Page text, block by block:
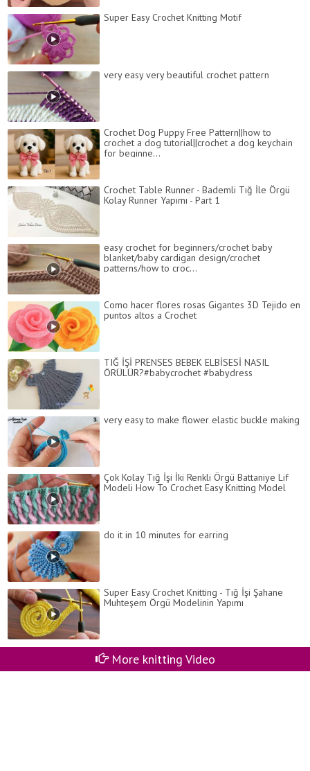
Super Easy Crochet Knitting Motif
very easy very beautiful crochet pattern
Crochet Dog Puppy Free Pattern||how to
crochet a dog tutorial||crochet a dog keychain
for beginne...
Crochet Table Runner - Bademli Tığ İle Örgü
Kolay Runner Yapımı - Part 1
easy crochet for beginners/crochet baby
blanket/baby cardigan design/crochet
patterns/how to croc...
Como hacer flores rosas Gigantes 3D Tejido en
puntos altos a Crochet
TIĞ İŞİ PRENSES BEBEK ELBİSESİ NASIL
ÖRÜLÜR?#babycrochet #babydress
very easy to make flower elastic buckle making
Çok Kolay Tığ İşi İki Renkli Örgü Battaniye Lif
Modeli How To Crochet Easy Knitting Model
do it in 10 minutes for earring
Super Easy Crochet Knitting - Tığ İşi Şahane
Muhteşem Örgü Modelinin Yapımı
More knitting Video